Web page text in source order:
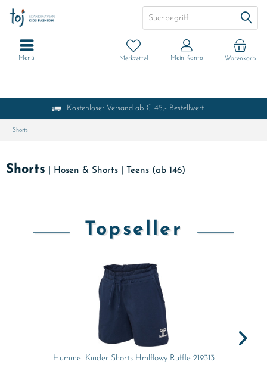
Kostenloser Versand ab € 45,- Bestellwert
Warenkorb
Merkzettel Mein Konto
Menü
Shorts
Shorts Hosen & Shorts| Teens (ab 146)
Topseller
Hummel Kinder Shorts Hmlflowy Ruffle 219313